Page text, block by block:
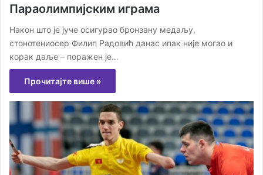
Параолимпијским играма
Након што је јуче осигурао бронзану медаљу,
стонотениосер Филип Радовић данас ипак није могао и
корак даље – поражен је…
Прочитајте више »